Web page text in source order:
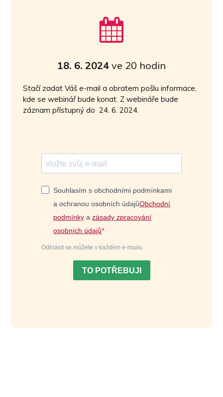
18. 6. 2024 ve 20 hodin
Stačí zadat Váš e-mail a obratem pošlu informace,
kde se webinář bude konat. Z webináře bude
záznam přístupný do 24. 6. 2024.
Souhlasím s obchodními podmínkami
a ochranou osobních údajůObchodní
podmínky azásady zpracování
osobních údajů
Odhlásit se můžete v každém e-mailu.
TO POTŘEBUJI